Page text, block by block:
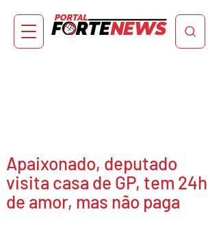
Apaixonado, deputado
visita casa de GP, tem 24h
de amor, mas não paga